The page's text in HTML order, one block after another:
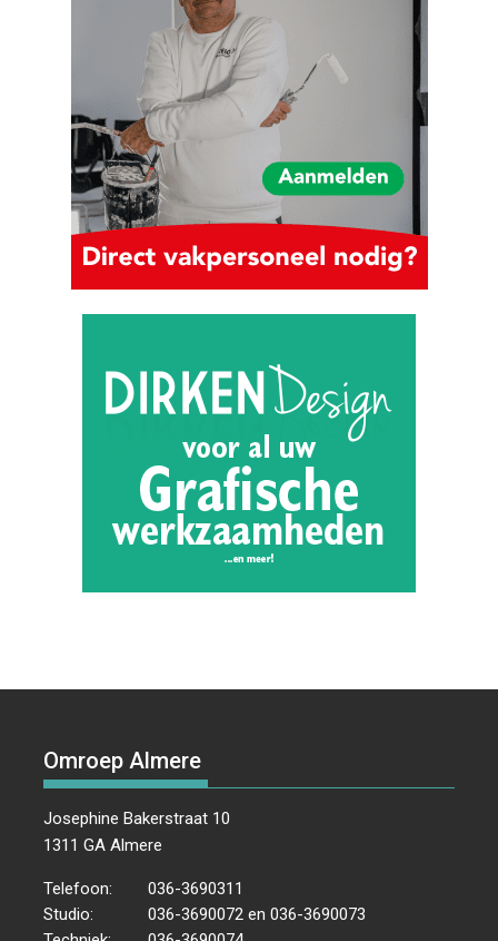
Omroep Almere
Josephine Bakerstraat 10
1311 GA Almere
Telefoon:
036-3690311
Studio:
036-3690072 en 036-3690073